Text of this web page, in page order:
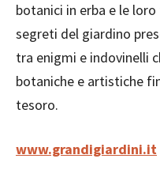
botanici in erba e le
segreti del giardino
tra enigmi e indovinelli
botaniche e artistiche
tesoro.
www.grandigiardini.it